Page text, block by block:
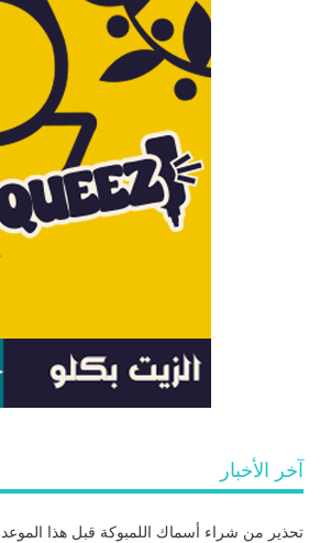
آخر الأخبار
تحذير من شراء أسماك اللمبوكة قبل هذا الموعد